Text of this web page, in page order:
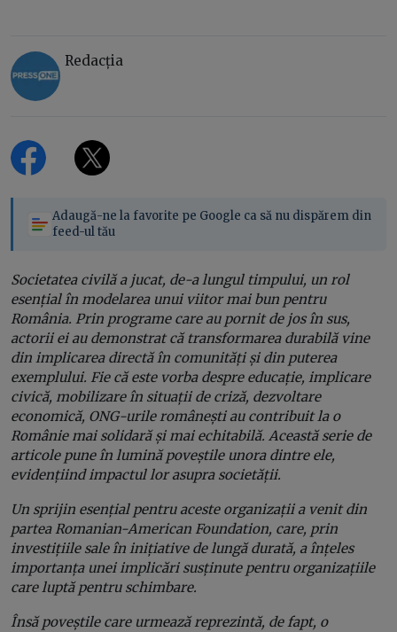
Redacția
Adaugă-ne la favorite pe Google ca să nu dispărem din
feed-ul tău
Societatea civilă a jucat, de-a lungul timpului, un rol
esențial în modelarea unui viitor mai bun pentru
România. Prin programe care au pornit de jos în sus,
actorii ei au demonstrat că transformarea durabilă vine
din implicarea directă în comunități și din puterea
exemplului. Fie că este vorba despre educație, implicare
civică, mobilizare în situații de criză, dezvoltare
economică, ONG-urile românești au contribuit la o
Românie mai solidară și mai echitabilă. Această serie de
articole pune în lumină poveștile unora dintre ele,
evidențiind impactul lor asupra societății.
Un sprijin esențial pentru aceste organizații a venit din
partea Romanian-American Foundation, care, prin
investițiile sale în inițiative de lungă durată, a înțeles
importanța unei implicări susținute pentru organizațiile
care luptă pentru schimbare.
Însă poveștile care urmează reprezintă, de fapt, o